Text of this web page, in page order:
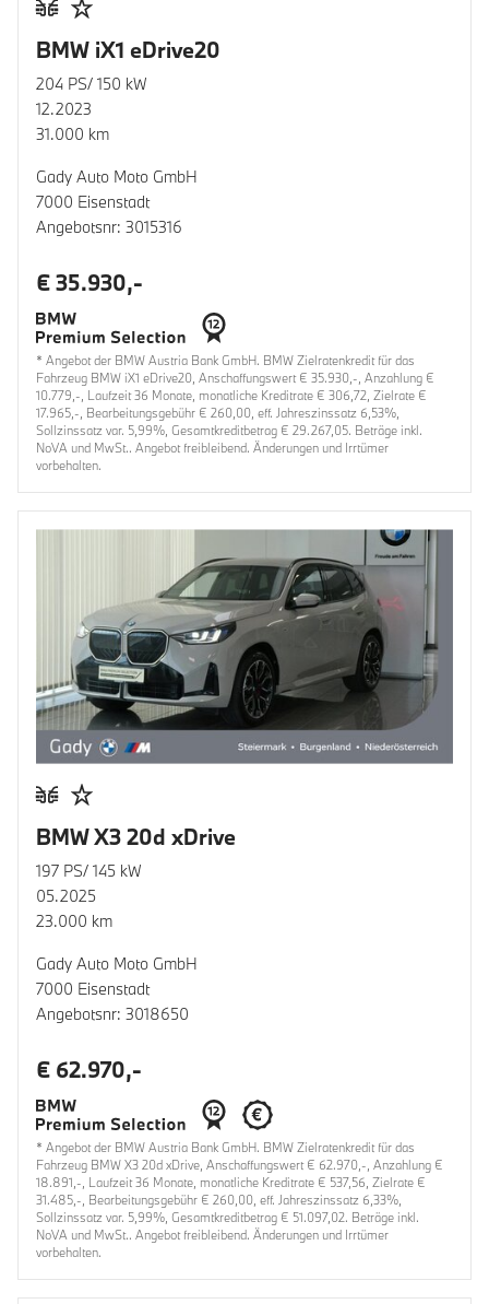
BMW iX1 eDrive20
204 PS/ 150 kW
12.2023
31.000 km
Gady Auto Moto GmbH
7000 Eisenstadt
Angebotsnr: 3015316
€ 35.930,-
* Angebot der BMW Austria Bank GmbH. BMW Zielratenkredit für das
Fahrzeug BMW iX1 eDrive20, Anschaffungswert € 35.930,-, Anzahlung €
10.779,-, Laufzeit 36 Monate, monatliche Kreditrate € 306,72, Zielrate €
17.965,-, Bearbeitungsgebühr € 260,00, eff. Jahreszinssatz 6,53%,
Sollzinssatz var. 5,99%, Gesamtkreditbetrag € 29.267,05. Beträge inkl.
NoVA und MwSt.. Angebot freibleibend. Änderungen und Irrtümer
vorbehalten.
BMW X3 20d xDrive
197 PS/ 145 kW
05.2025
23.000 km
Gady Auto Moto GmbH
7000 Eisenstadt
Angebotsnr: 3018650
€ 62.970,-
* Angebot der BMW Austria Bank GmbH. BMW Zielratenkredit für das
Fahrzeug BMW X3 20d xDrive, Anschaffungswert € 62.970,-, Anzahlung €
18.891,-, Laufzeit 36 Monate, monatliche Kreditrate € 537,56, Zielrate €
31.485,-, Bearbeitungsgebühr € 260,00, eff. Jahreszinssatz 6,33%,
Sollzinssatz var. 5,99%, Gesamtkreditbetrag € 51.097,02. Beträge inkl.
NoVA und MwSt.. Angebot freibleibend. Änderungen und Irrtümer
vorbehalten.